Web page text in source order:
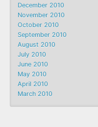
December 2010
November 2010
October 2010
September 2010
August 2010
July 2010
June 2010
May 2010
April 2010
March 2010